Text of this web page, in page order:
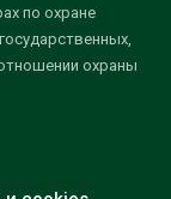
по охране
охраны